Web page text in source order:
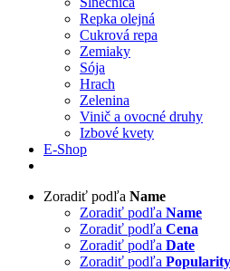
Repka olejná
Cukrová repa
Zemiaky
Sója
Hrach
Zelenina
Vinič a ovocné druhy
Izbové kvety
E-Shop
Zoradiť podľa Name
Zoradiť podľa Name
Zoradiť podľa Cena
Zoradiť podľa Date
Zoradiť podľa Popularity